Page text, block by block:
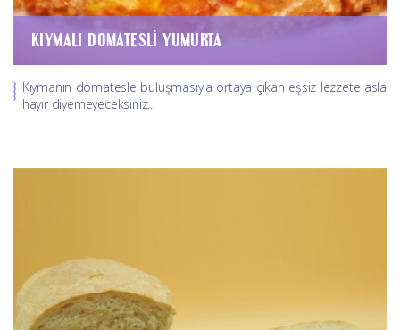
KIYMALI DOMATESLI YUMURTA
Kıymanın domatesle buluşmasıyla ortaya çıkan eşsiz lezzete asla
hayır diyemeyeceksiniz...